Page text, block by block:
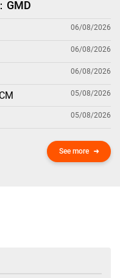
GMD
06/08/2026
06/08/2026
06/08/2026
05/08/2026
05/08/2026
See more